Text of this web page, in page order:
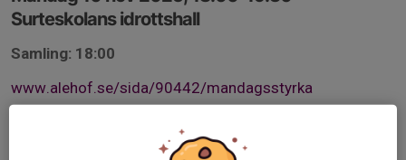
Surteskolans idrottshall
Samling: 18:00
www.alehof.se/sida/90442/mandagsstyrka